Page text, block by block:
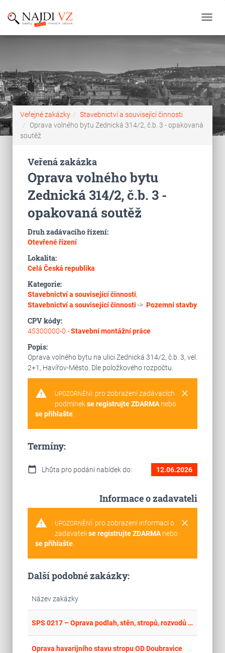
Veřejné zakázky
Stavebnictví a související činnosti
Oprava volného bytu Zednická 314/2, č.b. 3 - opakovaná
soutěž
Veřená zakázka
Oprava volného bytu
Zednická 314/2, č.b. 3 -
opakovaná soutěž
Druh zadávacího řízení:
Otevřené řízení
Lokalita:
Celá Česká republika
Kategorie:
Stavebnictví a související činnosti,
Stavebnictví a související činnosti -> Pozemní stavby
CPV kódy:
45300000-0 -Stavební montážní práce
Popis:
Oprava volného bytu na ulici Zednická 314/2, č.b. 3, vel.
2+1, Havířov-Město. Dle položkového rozpočtu.
warning clear
UPOZORNĚNÍ: pro zobrazení zadávacích
podmínekse registrujte ZDARMAnebo
se přihlašte.
Termíny:
calendar_today Lhůta pro podání nabídek do: 12.06.2026
Informace o zadavateli
warning clear
UPOZORNĚNÍ: pro zobrazení informací o
zadavateli se registrujte ZDARMAnebo
se přihlašte.
Další podobné zakázky:
Název zakázky
SPS 0217 – Oprava podlah, stěn, stropů, rozvodů elektro a osvětlení, rozvodů ÚT včetně registrů, rozvodů vody, rozvodů kanalizace, výměna sanitární keramiky, související stavební opravy -SO 073
Oprava havarijního stavu stropu OD Doubravice